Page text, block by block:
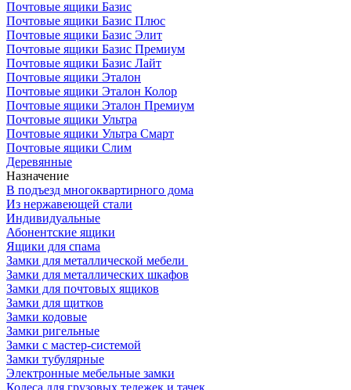
Почтовые ящики Базис
Почтовые ящики Базис Плюс
Почтовые ящики Базис Элит
Почтовые ящики Базис Премиум
Почтовые ящики Базис Лайт
Почтовые ящики Эталон
Почтовые ящики Эталон Колор
Почтовые ящики Эталон Премиум
Почтовые ящики Ультра
Почтовые ящики Ультра Смарт
Почтовые ящики Слим
Деревянные
Назначение
В подъезд многоквартирного дома
Из нержавеющей стали
Индивидуальные
Абонентские ящики
Ящики для спама
Замки для металлической мебели
Замки для металлических шкафов
Замки для почтовых ящиков
Замки для щитков
Замки кодовые
Замки ригельные
Замки с мастер-системой
Замки тубулярные
Электронные мебельные замки
Колеса для грузовых тележек и тачек